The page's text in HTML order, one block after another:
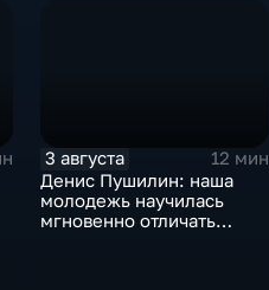
3 августа
12 мин
Денис Пушилин: наша
молодежь научилась
мгновенно отличать